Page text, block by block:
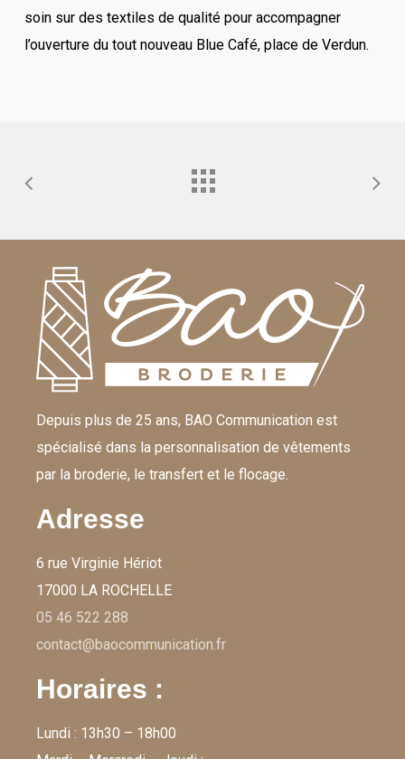
soin sur des textiles de qualité pour accompagner
l’ouverture du tout nouveau Blue Café, place de Verdun.
Depuis plus de 25 ans, BAO Communication est
spécialisé dans la personnalisation de vêtements
par la broderie, le transfert et le flocage.
Adresse
6 rue Virginie Hériot
17000 LA ROCHELLE
05 46 522 288
contact@baocommunication.fr
Horaires :
Lundi : 13h30 – 18h00